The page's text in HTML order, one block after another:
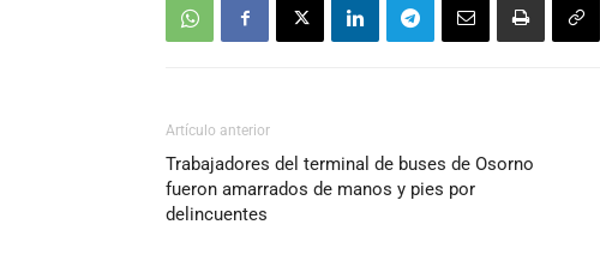
Artículo anterior
Trabajadores del terminal de buses de Osorno
fueron amarrados de manos y pies por
delincuentes